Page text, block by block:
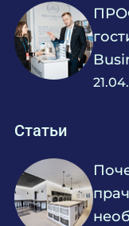
Статьи